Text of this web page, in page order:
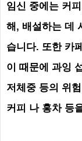
임신 중에는 커
해, 배설하는 데
습니다. 또한 카
이 때문에 과잉
저체중 등의 위
커피 나 홍차 등